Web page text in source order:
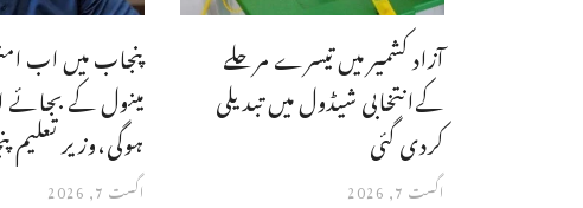
پنجاب میں اب
مینول کے
ہوگی،وزیر تعلیم
اگست 7, 2026
آزاد کشمیر میں تیسرے مرحلے
کےانتخابی شیڈول میں تبدیلی
کردی گئی
اگست 7, 2026